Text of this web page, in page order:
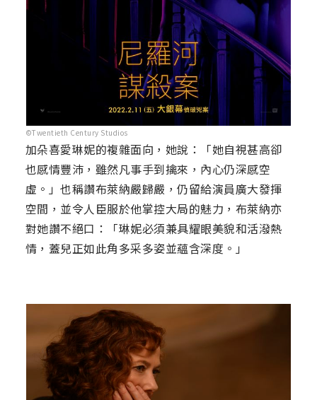
©Twentieth Century Studios
加朵喜愛琳妮的複雜面向，她說：「她自視甚高卻
也感情豐沛，雖然凡事手到擒來，內心仍深感空
虛。」也稱讚布萊納嚴歸嚴，仍留給演員廣大發揮
空間，並令人臣服於他掌控大局的魅力，布萊納亦
對她讚不絕口：「琳妮必須兼具耀眼美貌和活潑熱
情，蓋兒正如此角多采多姿並蘊含深度。」